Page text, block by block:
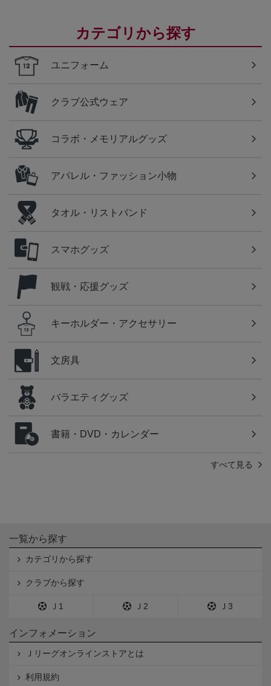
カテゴリから探す
ユニフォーム
クラブ公式ウェア
コラボ・メモリアルグッズ
アパレル・ファッション小物
タオル・リストバンド
スマホグッズ
観戦・応援グッズ
キーホルダー・アクセサリー
文房具
バラエティグッズ
書籍・DVD・カレンダー
すべて見る
一覧から探す
カテゴリから探す
クラブから探す
Ｊ1 Ｊ2 Ｊ3
インフォメーション
Ｊリーグオンラインストアとは
利用規約